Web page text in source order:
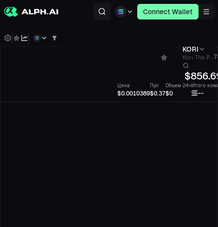
Connect Wallet
KORI
Kori The P...
$
Цена
$0.0010389
Пул
$0.37
Объем 24ч
$0
Итого
--